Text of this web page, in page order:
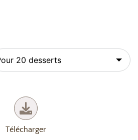
Télécharger